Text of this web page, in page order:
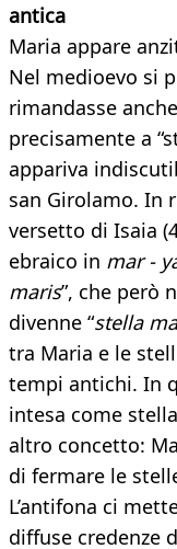
antica
Maria appare
Nel medioevo si
rimandasse
precisamente a
appariva
san Girolamo. In
versetto di Isaia
ebraico in mar -
maris”, che però
divenne “stella
tra Maria e le
tempi antichi. In
intesa come
altro concetto:
di fermare le
L’antifona ci
diffuse credenze